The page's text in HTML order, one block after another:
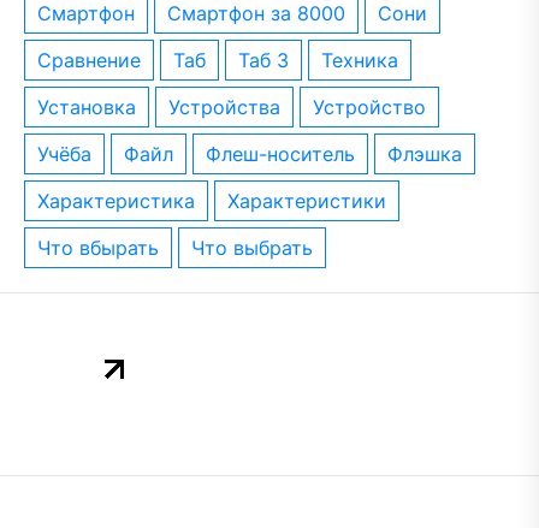
смартфон
смартфон за 8000
сони
сравнение
таб таб 3
техника
установка
устройства
устройство
учёба
файл флеш-носитель
флэшка
характеристика
характеристики
что вбырать
что выбрать